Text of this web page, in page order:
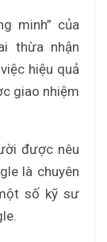
minh” của
thừa nhận
hiệu quả
giao nhiệm
được nêu
là chuyên
số kỹ sư